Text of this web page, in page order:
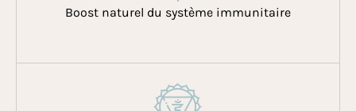
Boost naturel du système immunitaire